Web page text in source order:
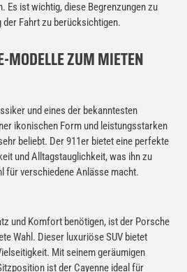
Es ist wichtig, diese Begrenzungen zu
der Fahrt zu berücksichtigen.
MODELLE ZUM MIETEN
und eines der bekanntesten
ikonischen Form und leistungsstarken
beliebt. Der 911er bietet eine perfekte
und Alltagstauglichkeit, was ihn zu
für verschiedene Anlässe macht.
und Komfort benötigen, ist der Porsche
Wahl. Dieser luxuriöse SUV bietet
Mit seinem geräumigen
ist der Cayenne ideal für